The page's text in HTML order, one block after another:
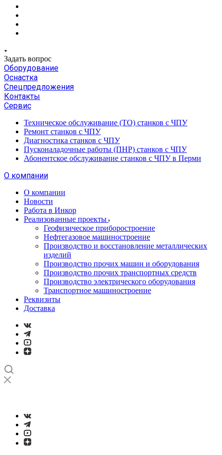
Задать вопрос
Оборудование
Оснастка
Спецпредложения
Контакты
Сервис
Техническое обслуживание (ТО) станков с ЧПУ
Ремонт станков с ЧПУ
Диагностика станков с ЧПУ
Пусконаладочные работы (ПНР) станков с ЧПУ
Абонентское обслуживание станков с ЧПУ в Перми
О компании
О компании
Новости
Работа в Инкор
Реализованные проекты
Геофизическое приборостроение
Нефтегазовое машиностроение
Производство и восстановление металлических
изделий
Производство прочих машин и оборудования
Производство прочих транспортных средств
Производство электрического оборудования
Транспортное машиностроение
Реквизиты
Доставка